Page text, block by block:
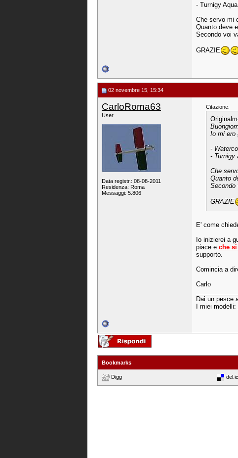
- Turnigy
Che servo mi
Quanto deve
Secondo voi
GRAZIE
02 novembre 15, 15:34
CarloRoma63
User
Data registr.: 08-08-2011
Residenza: Roma
Messaggi: 5.806
Citazione:
Io mi ero
-
- Turnigy
Che
Quanto
Secondo
GRAZIE
E' come
Io inizierei a
piace e che
supporto.
Comincia a
Carlo
Dai un pesce
I miei modelli:
Bookmarks
Digg